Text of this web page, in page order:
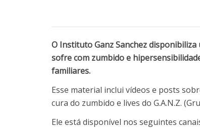
O Instituto Ganz Sanchez
sofre com zumbido e
familiares.
Esse material inclui vídeos e posts
cura do zumbido e lives do G.A.N.Z.
Ele está disponível nos seguintes